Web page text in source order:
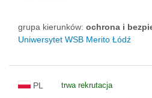
grupa kierunków: ochrona i
Uniwersytet WSB Merito Łódź
PL trwa rekrutacja